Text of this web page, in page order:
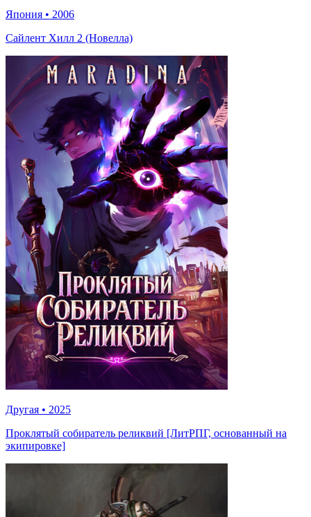
Япония • 2006
Сайлент Хилл 2 (Новелла)
Другая • 2025
Проклятый собиратель реликвий [ЛитРПГ, основанный на
экипировке]